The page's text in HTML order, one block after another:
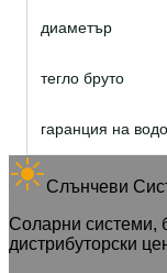
диаметър
тегло бруто
гаранция на
Слънчеви
Соларни системи,
дистрибуторски